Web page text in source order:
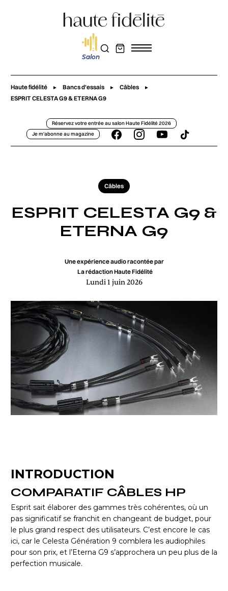
Salon
Haute fidélité Bancs d'essais
Câbles
ESPRIT CELESTA G9 & ETERNA G9
Réservez votre entrée au salon Haute Fidélité 2026
Je m'abonne au magazine
Câbles
ESPRIT CELESTA G9 &
ETERNA G9
Une expérience audio racontée par
La rédaction Haute Fidélité
Lundi 1 juin 2026
INTRODUCTION
COMPARATIF CÂBLES HP
Esprit sait élaborer des gammes très cohérentes, où un
pas significatif se franchit en changeant de budget, pour
le plus grand respect des utilisateurs. C’est encore le cas
ici, car le Celesta Génération 9 comblera les audiophiles
pour son prix, et l’Eterna G9 s’approchera un peu plus de la
perfection musicale.